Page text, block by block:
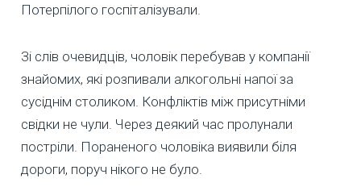
Потерпілого госпіталізували.
Зі слів очевидців, чоловік перебував у компанії
знайомих, які розпивали алкогольні напої за
сусіднім столиком. Конфліктів між присутніми
свідки не чули. Через деякий час пролунали
постріли. Пораненого чоловіка виявили біля
дороги, поруч нікого не було.